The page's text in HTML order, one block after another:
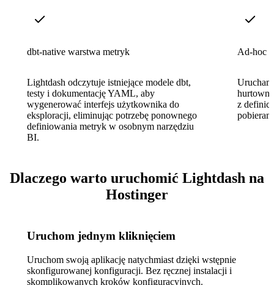
dbt-native warstwa metryk
Lightdash odczytuje istniejące modele dbt,
testy i dokumentację YAML, aby
wygenerować interfejs użytkownika do
eksploracji, eliminując potrzebę ponownego
definiowania metryk w osobnym narzędziu
BI.
Ad-hoc
hurtowni
z
Dlaczego warto uruchomić Lightdash na
Hostinger
Uruchom jednym kliknięciem
Uruchom swoją aplikację natychmiast dzięki wstępnie
skonfigurowanej konfiguracji. Bez ręcznej instalacji i
skomplikowanych kroków konfiguracyjnych.